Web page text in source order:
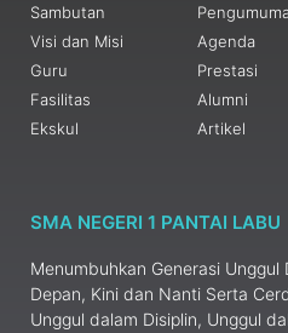
Sambutan
Visi dan Misi
Guru
Fasilitas
Ekskul
Agenda
Prestasi
Alumni
Artikel
SMA NEGERI 1 PANTAI LABU
Menumbuhkan Generasi Unggul
Depan, Kini dan Nanti Serta
Unggul dalam Disiplin, Unggul